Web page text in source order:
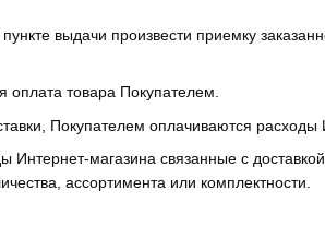
выдачи произвести приемку
оплата товара Покупателем.
Покупателем оплачиваются расходы
магазина связанные с
ассортимента или комплектности.